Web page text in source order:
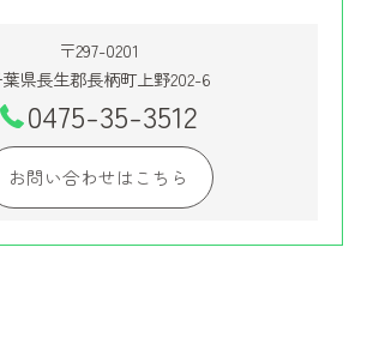
〒297-0201
県長生郡長柄町上野202-6
0475-35-3512
お問い合わせはこちら